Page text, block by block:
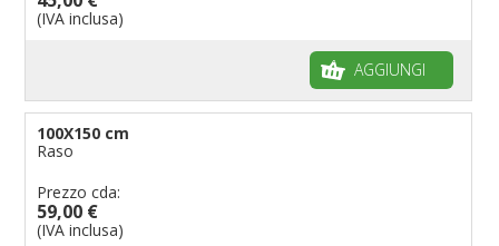
(IVA inclusa)
AGGIUNGI
100X150 cm
Raso
Prezzo cda:
59,00 €
(IVA inclusa)